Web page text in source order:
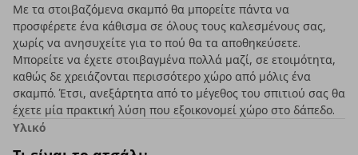
Με τα στοιβαζόμενα σκαμπό θα μπορείτε πάντα να
προσφέρετε ένα κάθισμα σε όλους τους καλεσμένους σας,
χωρίς να ανησυχείτε για το πού θα τα αποθηκεύσετε.
Μπορείτε να έχετε στοιβαγμένα πολλά μαζί, σε ετοιμότητα,
καθώς δε χρειάζονται περισσότερο χώρο από μόλις ένα
σκαμπό. Έτσι, ανεξάρτητα από το μέγεθος του σπιτιού σας θα
έχετε μία πρακτική λύση που εξοικονομεί χώρο στο δάπεδο.
Υλικό